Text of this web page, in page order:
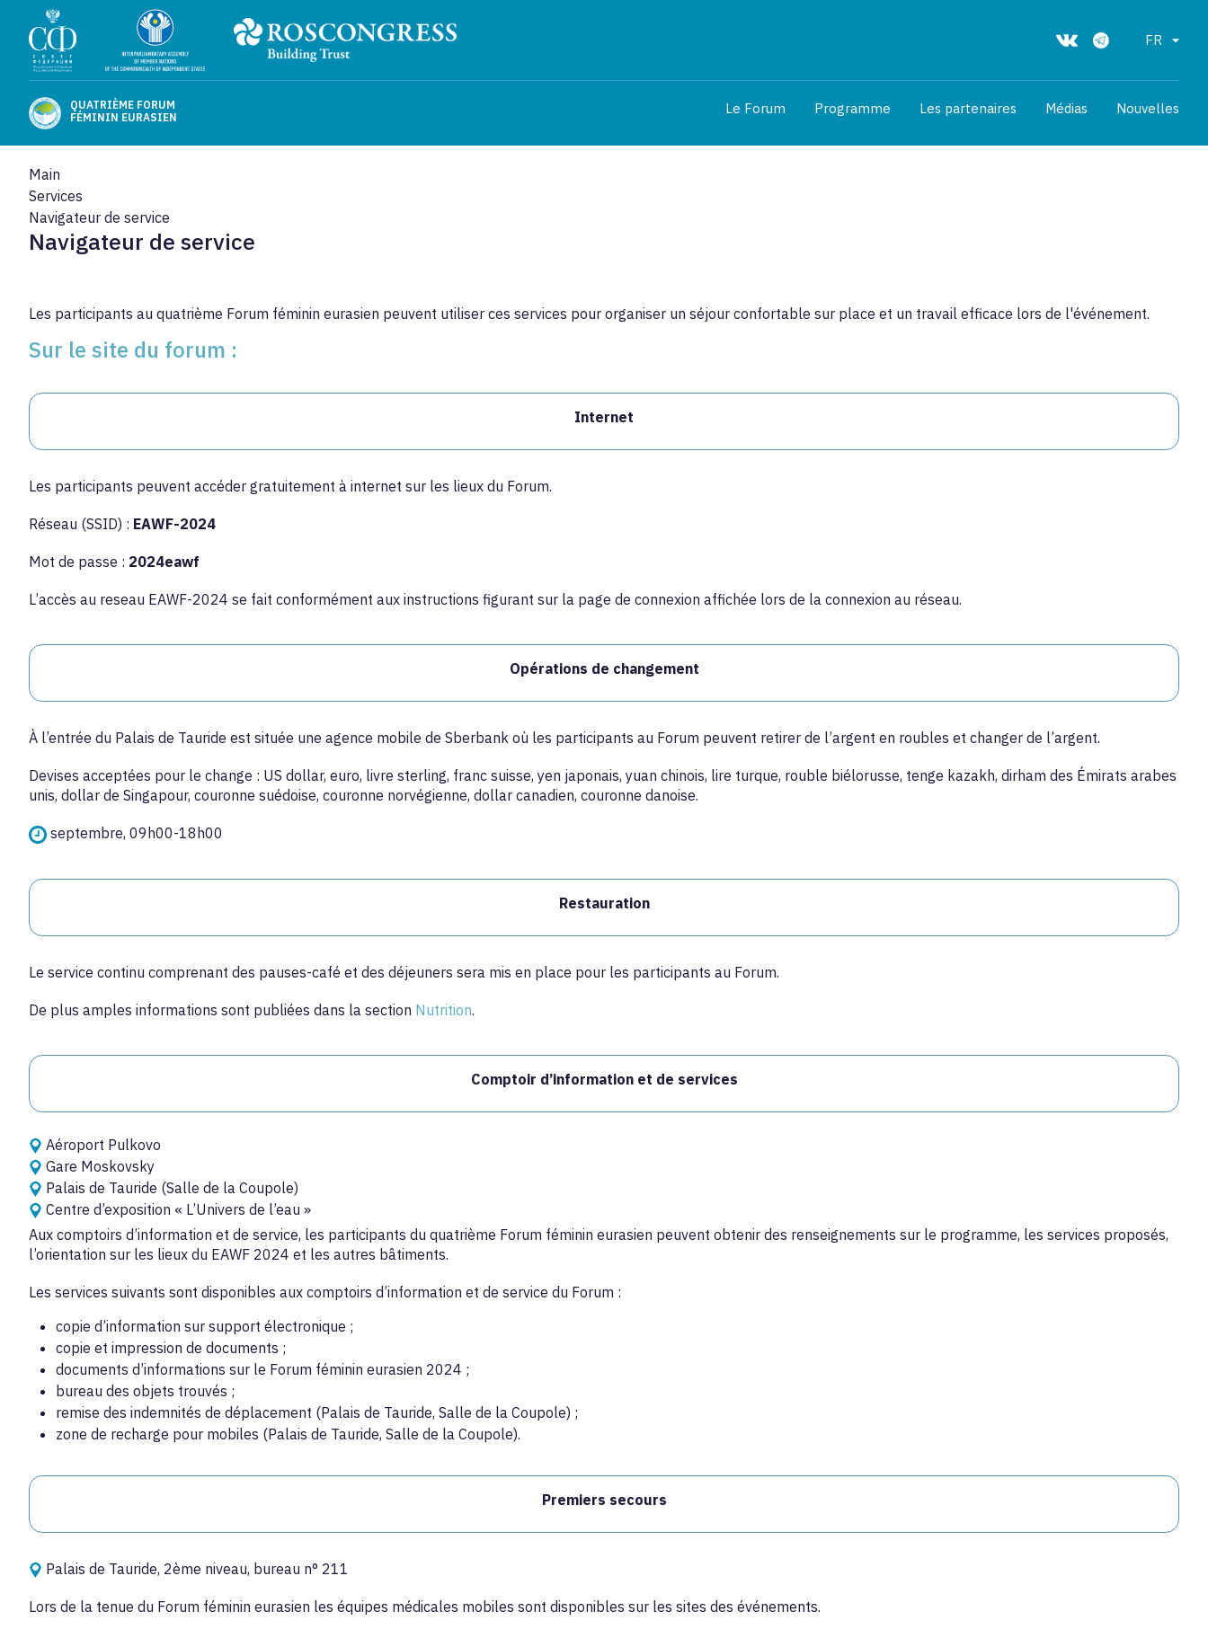
FR
QUATRIÈME FORUM
FÉMININ EURASIEN
Le Forum Programme Les partenaires Médias Nouvelles
Main
Services
Navigateur de service
Navigateur de service
Les participants au quatrième Forum féminin eurasien peuvent utiliser ces services pour organiser un séjour confortable sur place et un travail efficace lors de l'événement.
Sur le site du forum :
Internet
Les participants peuvent accéder gratuitement à internet sur les lieux du Forum.
Réseau (SSID) : EAWF-2024
Mot de passe : 2024eawf
L’accès au reseau EAWF-2024 se fait conformément aux instructions figurant sur la page de connexion affichée lors de la connexion au réseau.
Opérations de changement
À l’entrée du Palais de Tauride est située une agence mobile de Sberbank où les participants au Forum peuvent retirer de l’argent en roubles et changer de l’argent.
Devises acceptées pour le change : US dollar, euro, livre sterling, franc suisse, yen japonais, yuan chinois, lire turque, rouble biélorusse, tenge kazakh, dirham des Émirats arabes
unis, dollar de Singapour, couronne suédoise, couronne norvégienne, dollar canadien, couronne danoise.
septembre, 09h00-18h00
Restauration
Le service continu comprenant des pauses-café et des déjeuners sera mis en place pour les participants au Forum.
De plus amples informations sont publiées dans la section Nutrition.
Comptoir d’information et de services
Aéroport Pulkovo
Gare Moskovsky
Palais de Tauride (Salle de la Coupole)
Centre d’exposition « L’Univers de l’eau »
Aux comptoirs d’information et de service, les participants du quatrième Forum féminin eurasien peuvent obtenir des renseignements sur le programme, les services proposés,
l’orientation sur les lieux du EAWF 2024 et les autres bâtiments.
Les services suivants sont disponibles aux comptoirs d’information et de service du Forum :
copie d’information sur support électronique ;
copie et impression de documents ;
documents d’informations sur le Forum féminin eurasien 2024 ;
bureau des objets trouvés ;
remise des indemnités de déplacement (Palais de Tauride, Salle de la Coupole) ;
zone de recharge pour mobiles (Palais de Tauride, Salle de la Coupole).
Premiers secours
Palais de Tauride, 2ème niveau, bureau n° 211
Lors de la tenue du Forum féminin eurasien les équipes médicales mobiles sont disponibles sur les sites des événements.